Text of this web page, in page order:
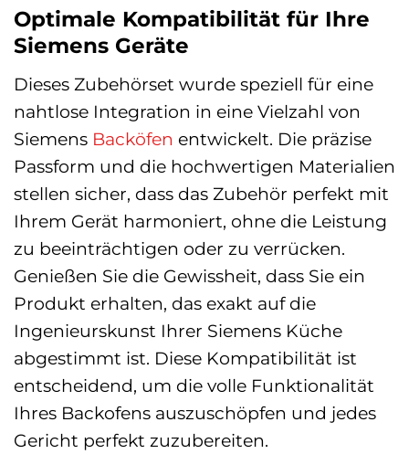
Optimale Kompatibilität für Ihre
Siemens Geräte
Dieses Zubehörset wurde speziell für eine
nahtlose Integration in eine Vielzahl von
Siemens Backöfen entwickelt. Die präzise
Passform und die hochwertigen Materialien
stellen sicher, dass das Zubehör perfekt mit
Ihrem Gerät harmoniert, ohne die Leistung
zu beeinträchtigen oder zu verrücken.
Genießen Sie die Gewissheit, dass Sie ein
Produkt erhalten, das exakt auf die
Ingenieurskunst Ihrer Siemens Küche
abgestimmt ist. Diese Kompatibilität ist
entscheidend, um die volle Funktionalität
Ihres Backofens auszuschöpfen und jedes
Gericht perfekt zuzubereiten.